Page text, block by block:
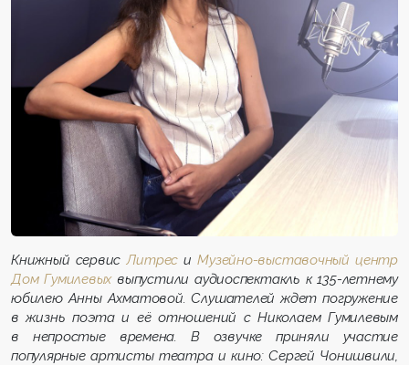
Книжный сервис Литрес и Музейно-выставочный центр
Дом Гумилевыхвыпустили аудиоспектакль к 135-летнему
юбилею Анны Ахматовой. Слушателей ждет погружение
в жизнь поэта и её отношений с Николаем Гумилевым
в непростые времена. В озвучке приняли участие
популярные артисты театра и кино: Сергей Чонишвили,